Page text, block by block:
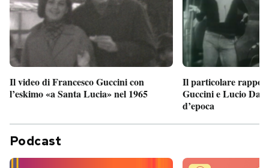
Il video di Francesco Guccini con
l’eskimo «a Santa Lucia» nel 1965
Il particolare
Guccini e Lucio
d’epoca
Podcast